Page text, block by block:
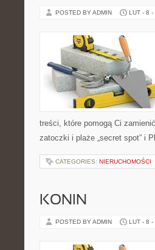
POSTED BY ADMIN LUT - 8 -
treści, które pomogą Ci
zatoczki i plaże „secret spot” i
CATEGORIES: NIERUCHOMOŚCI
KONIN
POSTED BY ADMIN LUT - 8 -